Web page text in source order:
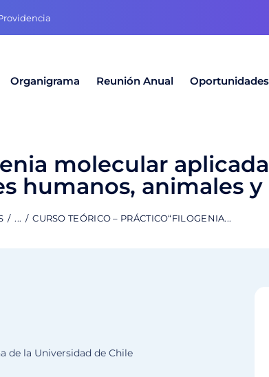
Organigrama Reunión Anual Oportunidades
molecular
humanos, animales y
... CURSO TEÓRICO – PRÁCTICO“FILOGENIA...
de la Universidad de Chile